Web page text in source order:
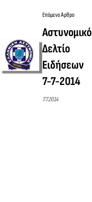
Επόμενο Άρθρο
Αστυνομικό
Δελτίο
Ειδήσεων
7-7-2014
7.7.2014